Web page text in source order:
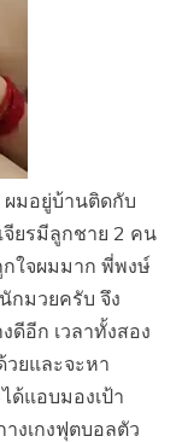
ผมอยู่บ้านติดกับ
จียรมีลูกชาย 2 คน
ใจผมมาก พี่พงษ์
กมวยครับ จึง
ดีอีก เวลาทั้งสอง
ยและจะหา
ด้แอบมองเป้า
างเกงฟุตบอลตัว